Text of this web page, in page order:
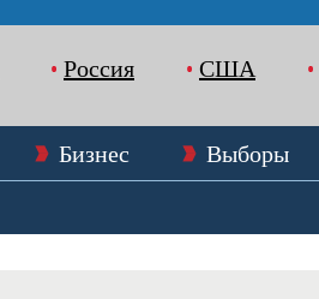
Россия США
Бизнес Выборы